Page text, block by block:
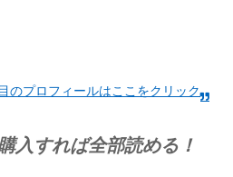
のプロフィールはここをクリック
入すれば全部読める！